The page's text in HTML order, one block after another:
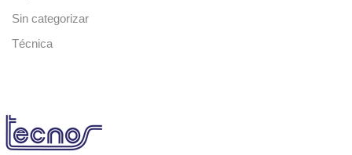
Sin categorizar
Técnica